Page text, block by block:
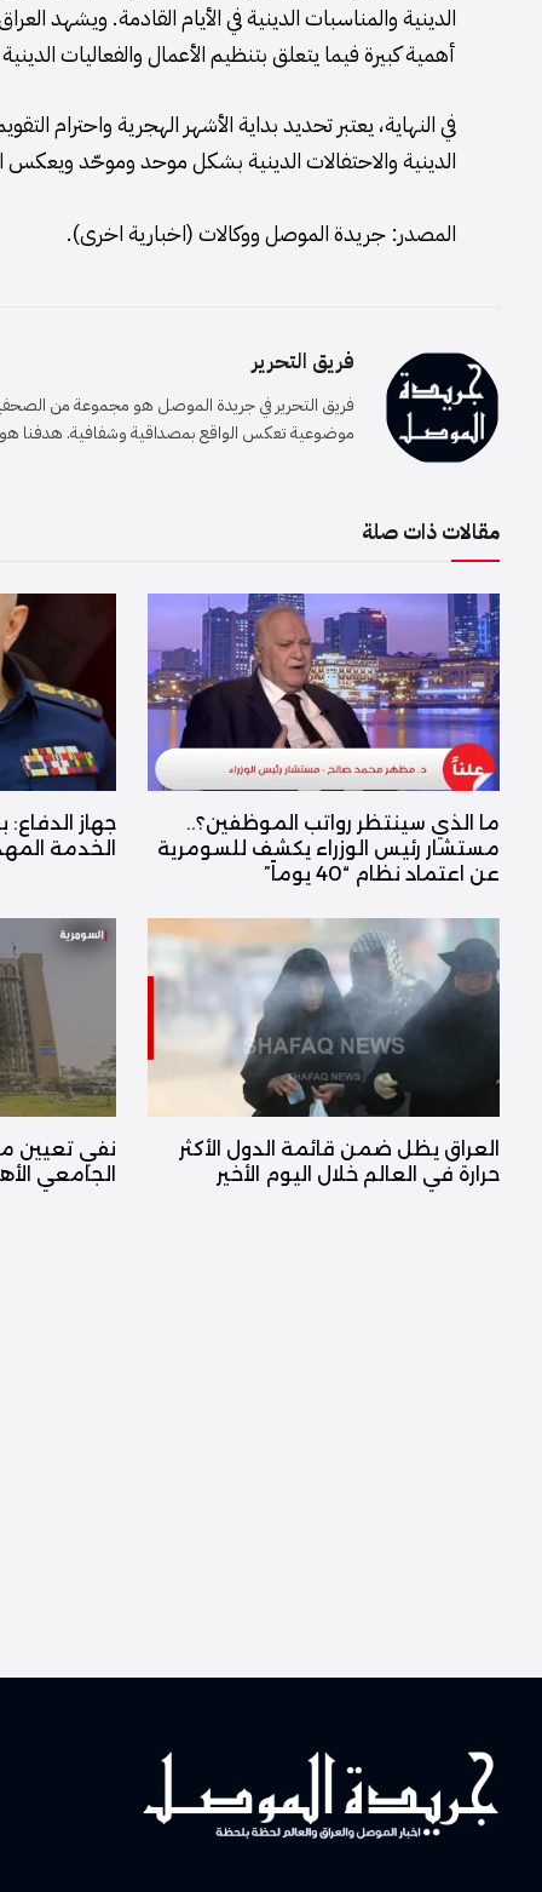
الدينية والمناسبات الدينية في الأيام القادمة. ويشهد
أهمية كبيرة فيما يتعلق بتنظيم الأعمال والفعاليات
في النهاية، يعتبر تحديد بداية الأشهر الهجرية واحترام
الدينية والاحتفالات الدينية بشكل موحد وموحّد ويعكس
المصدر: جريدة الموصل ووكالات (اخبارية اخرى).
فريق التحرير
فريق التحرير في جريدة الموصل هو مجموعة من
موضوعية تعكس الواقع بمصداقية وشفافية. هدفنا هو
مقالات ذات صلة
ما الذي سينتظر رواتب الموظفين؟..
مستشار رئيس الوزراء يكشف للسومرية
عن اعتماد نظام “40 يوماً”
جهاز الدفاع:
الخدمة
العراق يظل ضمن قائمة الدول الأكثر
حرارة في العالم خلال اليوم الأخير
نفي تعيين
الجامعي